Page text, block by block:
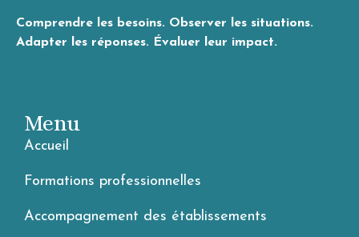
Comprendre les besoins. Observer les situations.
Adapter les réponses. Évaluer leur impact.
Menu
Accueil
Formations professionnelles
Accompagnement des établissements